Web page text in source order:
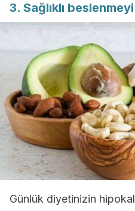
3. Sağlıklı
Günlük diyetinizin